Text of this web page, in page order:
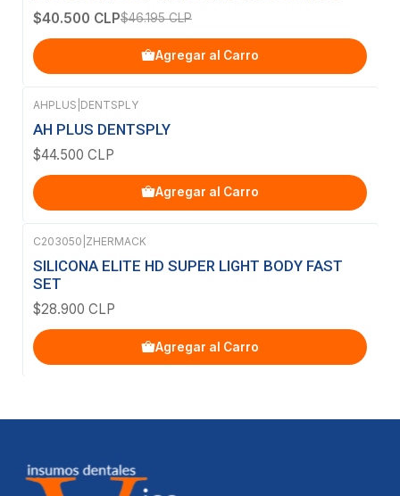
$40.500 CLP$46.195 CLP
Agregar al Carro
AHPLUS DENTSPLY
AH PLUS DENTSPLY
$44.500 CLP
Agregar al Carro
C203050 ZHERMACK
SILICONA ELITE HD SUPER LIGHT BODY FAST
SET
$28.900 CLP
Agregar al Carro